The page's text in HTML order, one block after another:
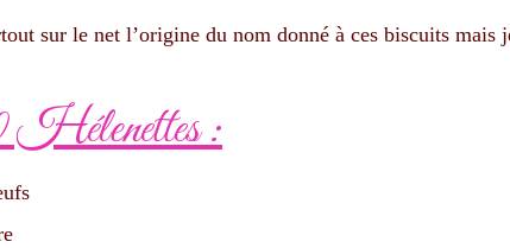
sur le net l’origine du nom donné à ces biscuits
: